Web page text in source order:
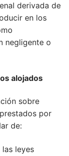
derivada de
en los
negligente o
alojados
sobre
por
de:
leyes